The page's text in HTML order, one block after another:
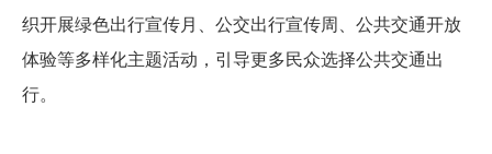
织开展绿色出行宣传月、公交出行宣传周、公共交通开放
体验等多样化主题活动，引导更多民众选择公共交通出
行。